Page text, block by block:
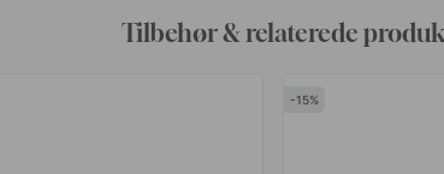
Tilbehør & relaterede
15